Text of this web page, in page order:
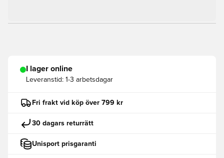
I lager online
Leveranstid: 1-3 arbetsdagar
Fri frakt vid köp över 799 kr
30 dagars returrätt
Unisport prisgaranti